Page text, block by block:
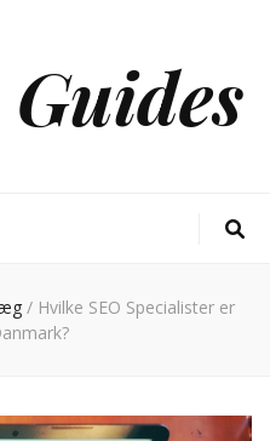
/ Hvilke SEO Specialister er